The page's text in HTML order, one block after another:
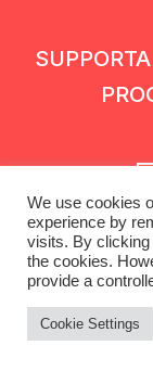
We use cookies
experience by
visits. By clicking
the cookies.
provide a
Cookie Settings